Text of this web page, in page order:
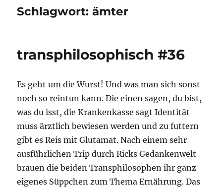
Schlagwort:ämter
transphilosophisch #36
Es geht um die Wurst! Und was man sich sonst
noch so reintun kann. Die einen sagen, du bist,
was du isst, die Krankenkasse sagt Identität
muss ärztlich bewiesen werden und zu futtern
gibt es Reis mit Glutamat. Nach einem sehr
ausführlichen Trip durch Ricks Gedankenwelt
brauen die beiden Transphilosophen ihr ganz
eigenes Süppchen zum Thema Ernährung. Das